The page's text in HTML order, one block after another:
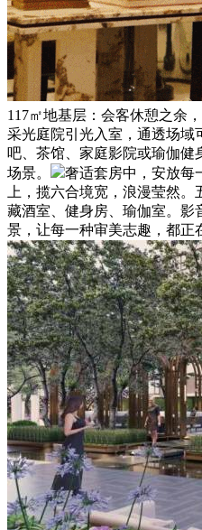
117㎡地基层：会客休憩之余
采光庭院引光入室，通透场域
吧、茶馆、家庭影院或瑜伽健
场景。
奢适套房中，安放每
上，揽六合境宽，浪漫莹然。
藏酒室、健身房、瑜伽室。影
景，让每一种审美志趣，都正